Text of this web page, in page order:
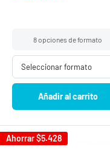
8 opciones de formato
Añadir al carrito
Ahorrar$5.428